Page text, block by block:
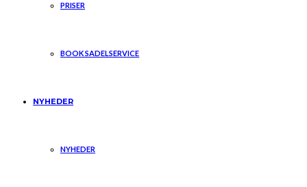
PRISER
BOOK SADELSERVICE
NYHEDER
NYHEDER